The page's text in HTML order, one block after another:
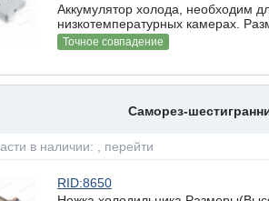
Аккумулятор холода, необходим
низкотемпературных камерах.
Точное совпадение
Саморез-
в наличии: , перейти
RID:8650